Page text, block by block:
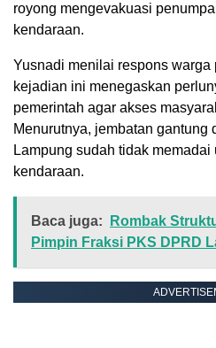
royong mengevakuasi
kendaraan.
Yusnadi menilai respons warga
kejadian ini menegaskan
pemerintah agar akses
Menurutnya, jembatan gantung
Lampung sudah tidak
kendaraan.
Baca juga:
Rombak
Pimpin Fraksi PKS DPRD